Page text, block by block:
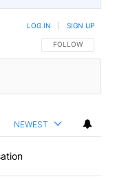
FOLLOW THIS
FOLLOW
LOG IN SIGN UP
NEWEST